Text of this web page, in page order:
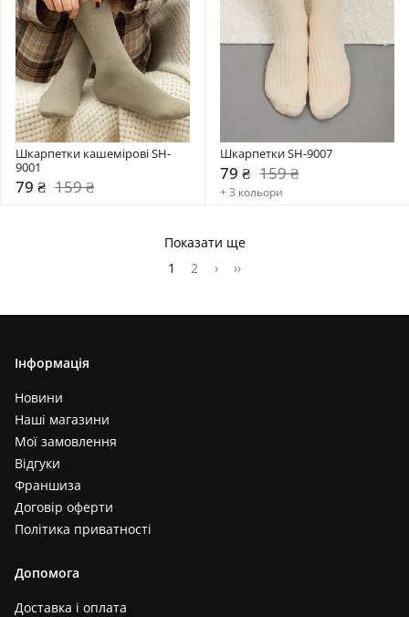
Шкарпетки кашемірові SH-
9001
79 ₴ 159 ₴
Шкарпетки SH-9007
79 ₴ 159 ₴
+ 3 кольори
Показати ще
1
2 › ››
Інформація
Новини
Наші магазини
Мої замовлення
Відгуки
Франшиза
Договір оферти
Політика приватності
Допомога
Доставка і оплата